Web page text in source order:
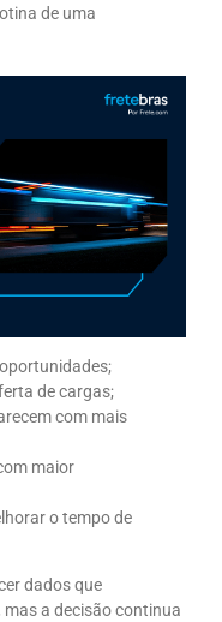
de uma
de cargas;
com mais
maior
o tempo de
dados que
a decisão continua